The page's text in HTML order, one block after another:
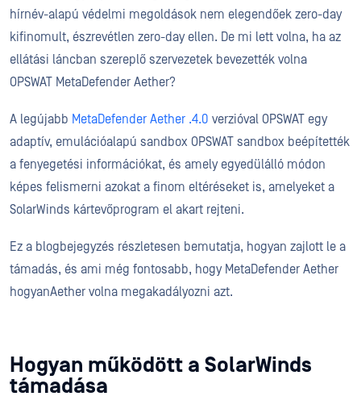
hírnév-alapú védelmi megoldások nem elegendőek zero-day
kifinomult, észrevétlen zero-day ellen. De mi lett volna, ha az
ellátási láncban szereplő szervezetek bevezették volna
OPSWAT MetaDefender Aether?
A legújabb MetaDefender Aether .4.0 verzióval OPSWAT egy
adaptív, emulációalapú sandbox OPSWAT sandbox beépítették
a fenyegetési információkat, és amely egyedülálló módon
képes felismerni azokat a finom eltéréseket is, amelyeket a
SolarWinds kártevőprogram el akart rejteni.
Ez a blogbejegyzés részletesen bemutatja, hogyan zajlott le a
támadás, és ami még fontosabb, hogy MetaDefender Aether
hogyanAether volna megakadályozni azt.
Hogyan működött a SolarWinds
támadása